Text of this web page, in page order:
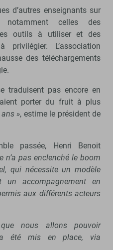
d’autres enseignants sur
notamment celles des
outils à utiliser et des
privilégier. L’association
des téléchargements
traduisent pas encore en
porter du fruit à plus
», estime le président de
passée, Henri Benoit
n’a pas enclenché le boom
qui nécessite un modèle
un accompagnement en
aux différents acteurs
nous allons pouvoir
été mis en place, via